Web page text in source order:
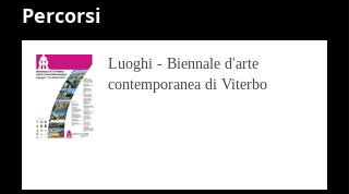
Percorsi
Luoghi - Biennale d'arte
contemporanea di Viterbo